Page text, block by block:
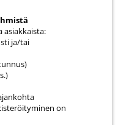
asiakkaista:
ja/tai
on